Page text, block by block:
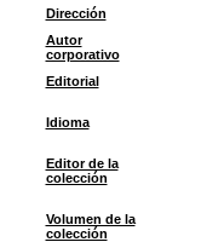
Dirección
Autor
corporativo
Editorial
Idioma
Editor de la
colección
Volumen de la
colección